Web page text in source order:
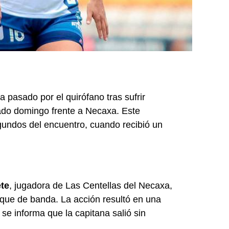
pasado por el quirófano tras sufrir
domingo frente a Necaxa. Este
del encuentro, cuando recibió un
, jugadora de Las Centellas del Necaxa,
de banda. La acción resultó en una
informa que la capitana salió sin